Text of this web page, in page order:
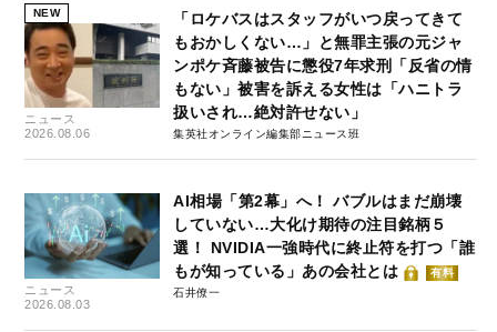
NEW
ニュース
2026.08.06
「ロケバスはスタッフがいつ戻ってきて
もおかしくない…」と無罪主張の元ジャ
ンポケ斉藤被告に懲役7年求刑「反省の情
もない」被害を訴える女性は「ハニトラ
扱いされ…絶対許せない」
集英社オンライン編集部ニュース班
ニュース
2026.08.03
AI相場「第2幕」へ！ バブルはまだ崩壊
していない…大化け期待の注目銘柄５
選！ NVIDIA一強時代に終止符を打つ「誰
もが知っている」あの会社とは
有料
石井僚一